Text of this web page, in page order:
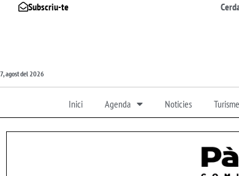
Subscriu-te
7, agost del 2026
Inici Agenda Noticies